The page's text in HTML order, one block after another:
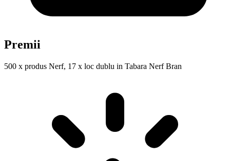
Premii
500 x produs Nerf, 17 x loc dublu in Tabara Nerf Bran